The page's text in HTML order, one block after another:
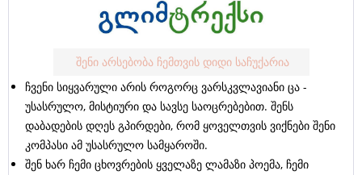
შენი არსებობა ჩემთვის დიდი საჩუქარია
ჩვენი სიყვარული არის როგორც ვარსკვლავიანი ცა -
უსასრულო, მისტიური და სავსე საოცრებებით. შენს
დაბადების დღეს გპირდები, რომ ყოველთვის ვიქნები შენი
კომპასი ამ უსასრულო სამყაროში.
შენ ხარ ჩემი ცხოვრების ყველაზე ლამაზი პოემა, ჩემი